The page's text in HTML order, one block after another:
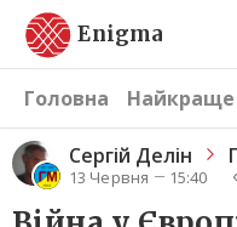
Enigma
Головна Найкраще
Сергiй Делін
13 Червня 15:40